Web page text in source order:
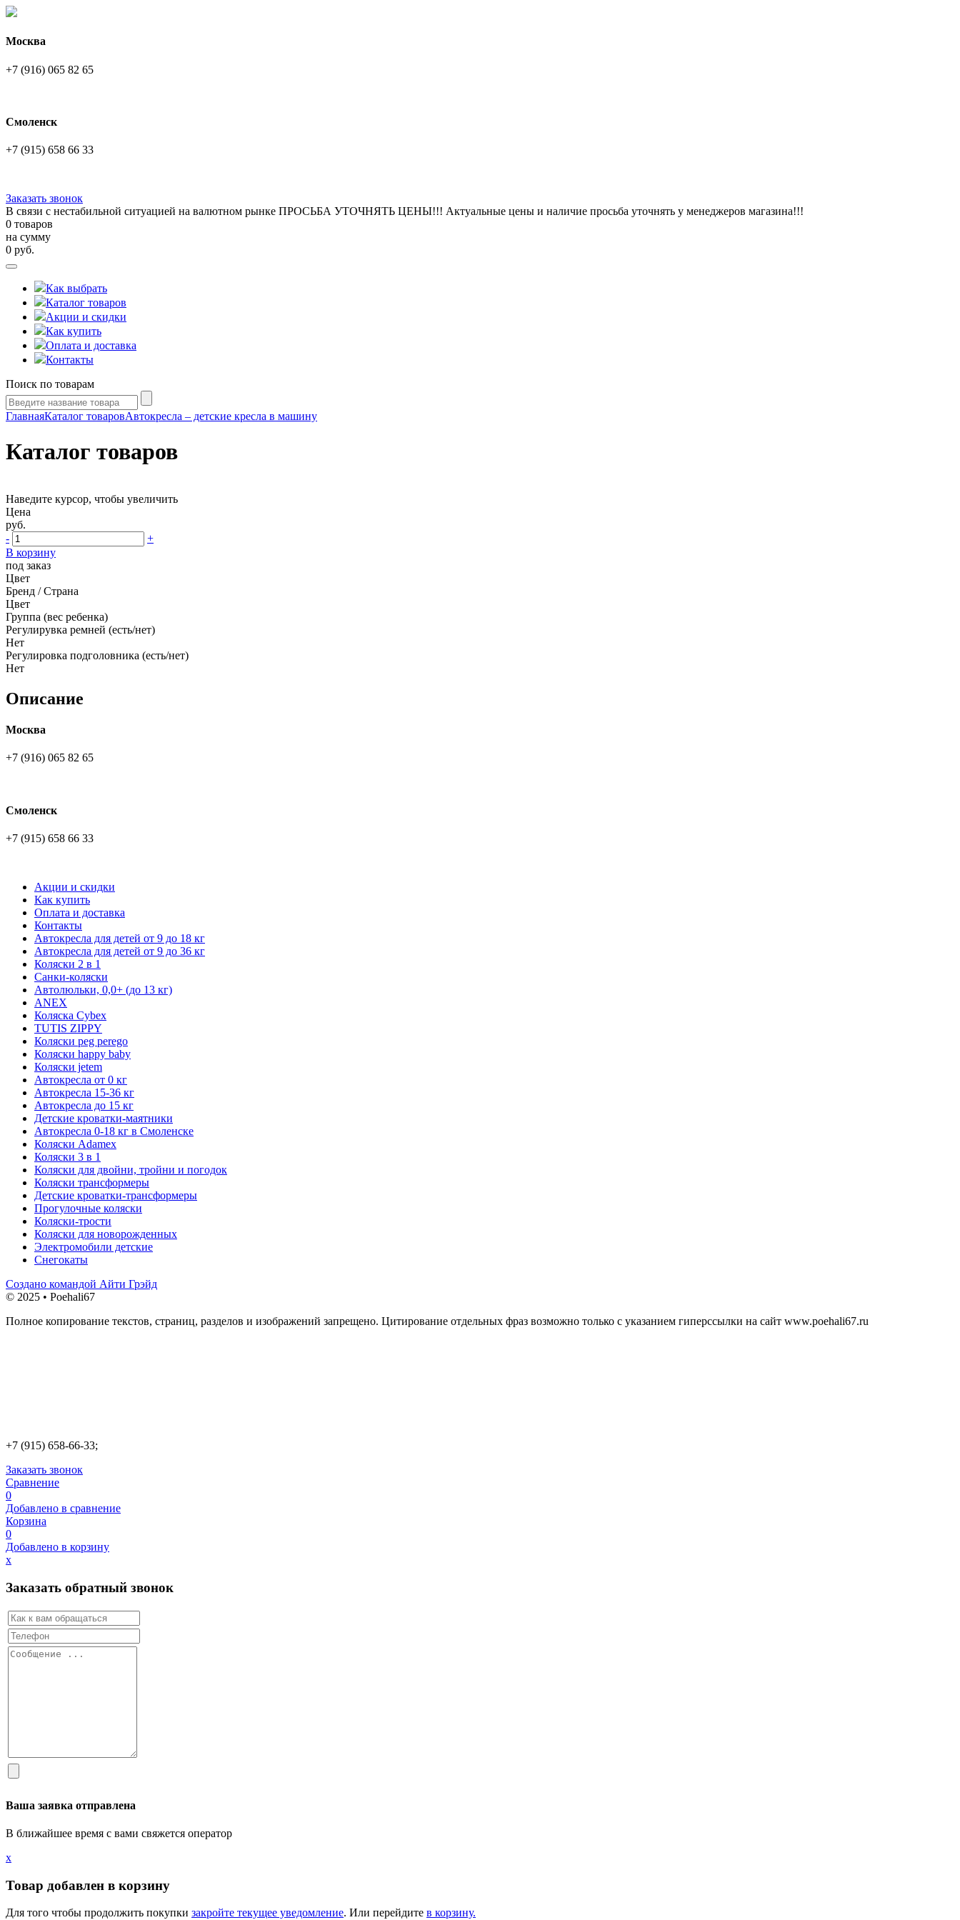
Москва
+7 (916) 065 82 65
Смоленск
+7 (915) 658 66 33
Заказать звонок
В связи с нестабильной ситуацией на валютном рынке ПРОСЬБА УТОЧНЯТЬ ЦЕНЫ!!! Актуальные цены и наличие просьба уточнять у менеджеров магазина!!!
0 товаров
на сумму
0 руб.
Как выбрать
Каталог товаров
Акции и скидки
Как купить
Оплата и доставка
Контакты
Поиск по товарам
ГлавнаяКаталог товаровАвтокресла – детские кресла в машину
Каталог товаров
Наведите курсор, чтобы увеличить
Цена
руб.
-
+
В корзину
под заказ
Цвет
Бренд / Страна
Цвет
Группа (вес ребенка)
Регулирувка ремней (есть/нет)
Нет
Регулировка подголовника (есть/нет)
Нет
Описание
Москва
+7 (916) 065 82 65
Смоленск
+7 (915) 658 66 33
Акции и скидки
Как купить
Оплата и доставка
Контакты
Автокресла для детей от 9 до 18 кг
Автокресла для детей от 9 до 36 кг
Коляски 2 в 1
Санки-коляски
Автолюльки, 0,0+ (до 13 кг)
ANEX
Коляска Cybex
TUTIS ZIPPY
Коляски peg perego
Коляски happy baby
Коляски jetem
Автокресла от 0 кг
Автокресла 15-36 кг
Автокресла до 15 кг
Детские кроватки-маятники
Автокресла 0-18 кг в Смоленске
Коляски Adamex
Коляски 3 в 1
Коляски для двойни, тройни и погодок
Коляски трансформеры
Детские кроватки-трансформеры
Прогулочные коляски
Коляски-трости
Коляски для новорожденных
Электромобили детские
Снегокаты
Создано командой Айти Грэйд
© 2025 • Poehali67
Полное копирование текстов, страниц, разделов и изображений запрещено. Цитирование отдельных фраз возможно только с указанием гиперссылки на сайт www.poehali67.ru
+7 (915) 658-66-33;
Заказать звонок
Сравнение
0
Добавлено в сравнение
Корзина
0
Добавлено в корзину
х
Заказать обратный звонок
Ваша заявка отправлена
В ближайшее время с вами свяжется оператор
х
Товар добавлен в корзину
Для того чтобы продолжить покупки закройте текущее уведомление. Или перейдите в корзину.